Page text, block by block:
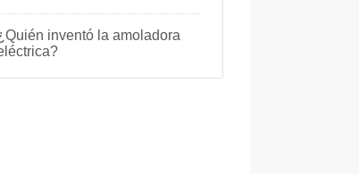
inventó la amoladora